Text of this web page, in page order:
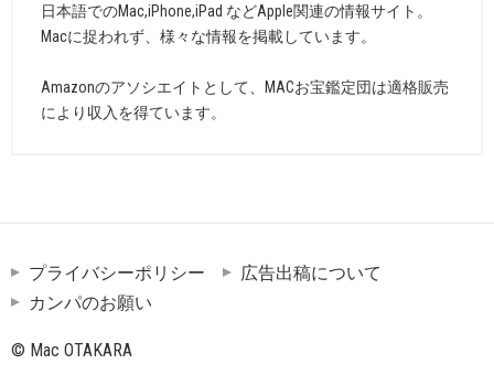
日本語でのMac,iPhone,iPad などApple関連の情報サイト。
Macに捉われず、様々な情報を掲載しています。
Amazonのアソシエイトとして、MACお宝鑑定団は適格販売
により収入を得ています。
プライバシーポリシー
広告出稿について
カンパのお願い
© Mac OTAKARA